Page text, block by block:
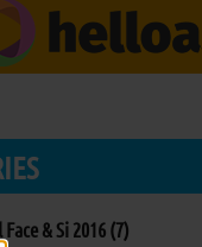
& Si 2016 (7)